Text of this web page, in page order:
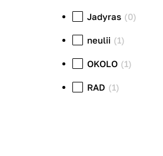
Jadyras (0)
neulii (1)
OKOLO (1)
RAD (1)